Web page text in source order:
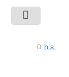
h.s.